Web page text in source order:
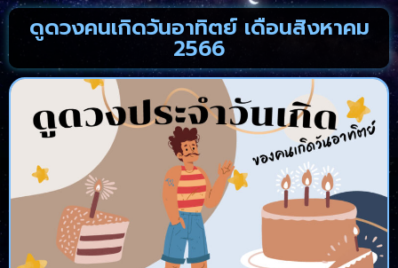
ดูดวงคนเกิดวันอาทิตย์ เดือนสิงหาคม
2566